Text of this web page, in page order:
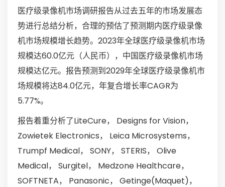
医疗级录像机市场调研报告从过去五年的市场发展态
势进行总结分析，合理的预估了预测期内医疗级录像
机市场规模增长趋势。2023年全球医疗级录像机市场
规模达60.0亿元（人民币），中国医疗级录像机市场
规模达亿元。报告预测到2029年全球医疗级录像机市
场规模将达84.0亿元，年复合增长率CAGR为
5.77%。
报告着重分析了LiteCure， Designs for Vision，
Zowietek Electronics， Leica Microsystems，
Trumpf Medical， SONY， STERIS， Olive
Medical， Surgitel， Medzone Healthcare，
SOFTNETA， Panasonic， Getinge(Maquet)，